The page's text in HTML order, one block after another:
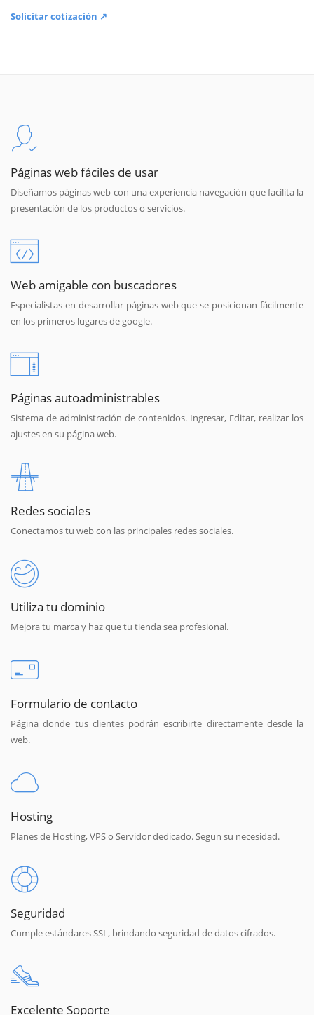
Solicitar cotización ↗
Páginas web fáciles de usar
Diseñamos páginas web con una experiencia navegación que facilita la
presentación de los productos o servicios.
Web amigable con buscadores
Especialistas en desarrollar páginas web que se posicionan fácilmente
en los primeros lugares de google.
Páginas autoadministrables
Sistema de administración de contenidos. Ingresar, Editar, realizar los
ajustes en su página web.
Redes sociales
Conectamos tu web con las principales redes sociales.
Utiliza tu dominio
Mejora tu marca y haz que tu tienda sea profesional.
Formulario de contacto
Página donde tus clientes podrán escribirte directamente desde la
web.
Hosting
Planes de Hosting, VPS o Servidor dedicado. Segun su necesidad.
Seguridad
Cumple estándares SSL, brindando seguridad de datos cifrados.
Excelente Soporte